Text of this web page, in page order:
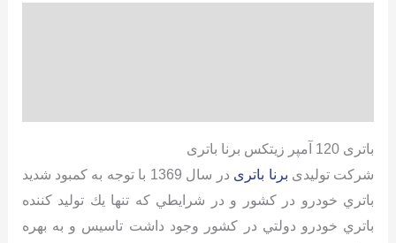
باتری 120 آمپر زیتکس برنا باتری
شرکت تولیدی برنا باتری
در سال 1369 با توجه به كمبود شديد
باتري خودرو در كشور و در شرايطي كه تنها يك توليد كننده
باتري خودرو دولتي در كشور وجود داشت تاسیس و به بهره